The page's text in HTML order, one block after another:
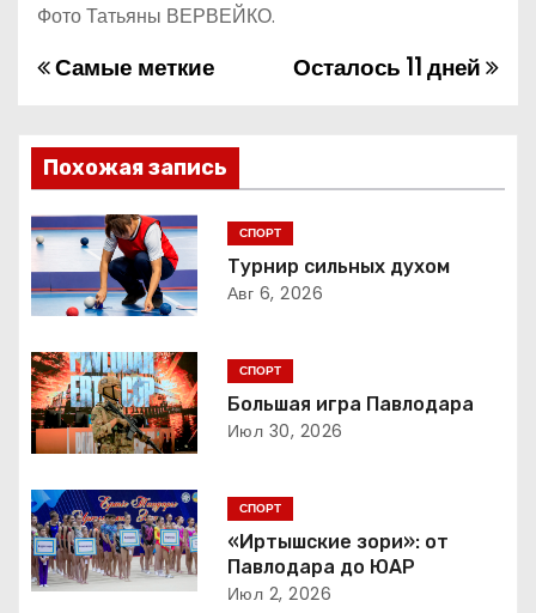
Фото Татьяны ВЕРВЕЙКО.
Н
в
и
г
а
ц
и
я
п
о
Осталось 11 дней
Самые меткие
Похожая запись
СПОРТ
Турнир сильных духом
Авг 6, 2026
СПОРТ
Большая игра Павлодара
Июл 30, 2026
СПОРТ
«Иртышские зори»: от
Павлодара до ЮАР
Июл 2, 2026